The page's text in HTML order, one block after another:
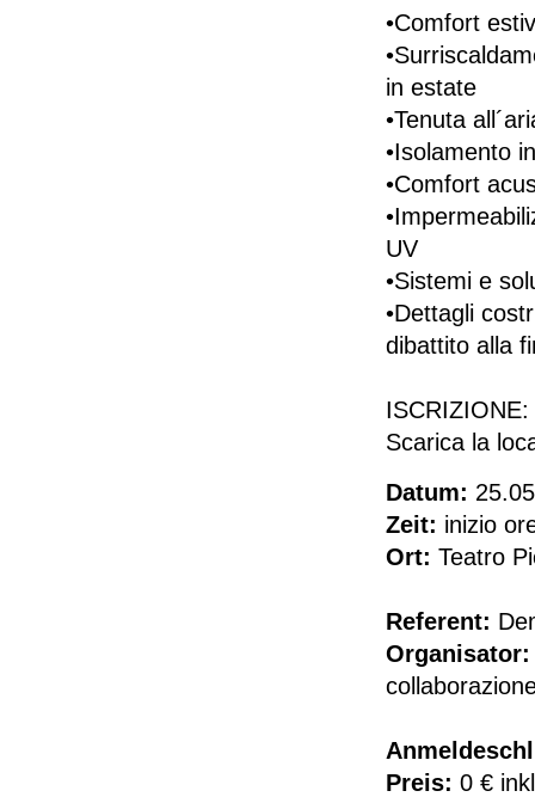
•Comfort
in estate
•Tenuta
•Isolamento
•Comfort
UV
•Sistemi e
•Dettagli
dibattito alla
Scarica la
Datum:
Zeit: inizio
Ort: Teatro
Referent:
Organisator:
Preis: 0 €